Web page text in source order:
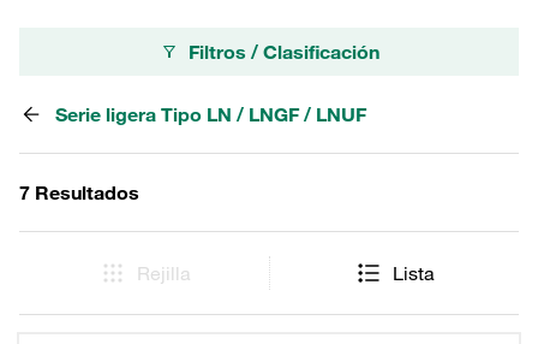
Filtros / Clasificación
Serie ligera Tipo LN / LNGF / LNUF
7 Resultados
Rejilla Lista